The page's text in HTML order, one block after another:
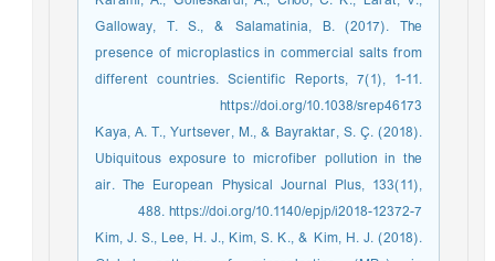
Galloway, T. S., & Salamatinia, B. (2017). The
presence of microplastics in commercial salts from
different countries. Scientific Reports, 7(1), 1-11.
https://doi.org/10.1038/srep46173
Kaya, A. T., Yurtsever, M., & Bayraktar, S. Ç. (2018).
Ubiquitous exposure to microfiber pollution in the
air. The European Physical Journal Plus, 133(11),
488. https://doi.org/10.1140/epjp/i2018-12372-7
Kim, J. S., Lee, H. J., Kim, S. K., & Kim, H. J. (2018).